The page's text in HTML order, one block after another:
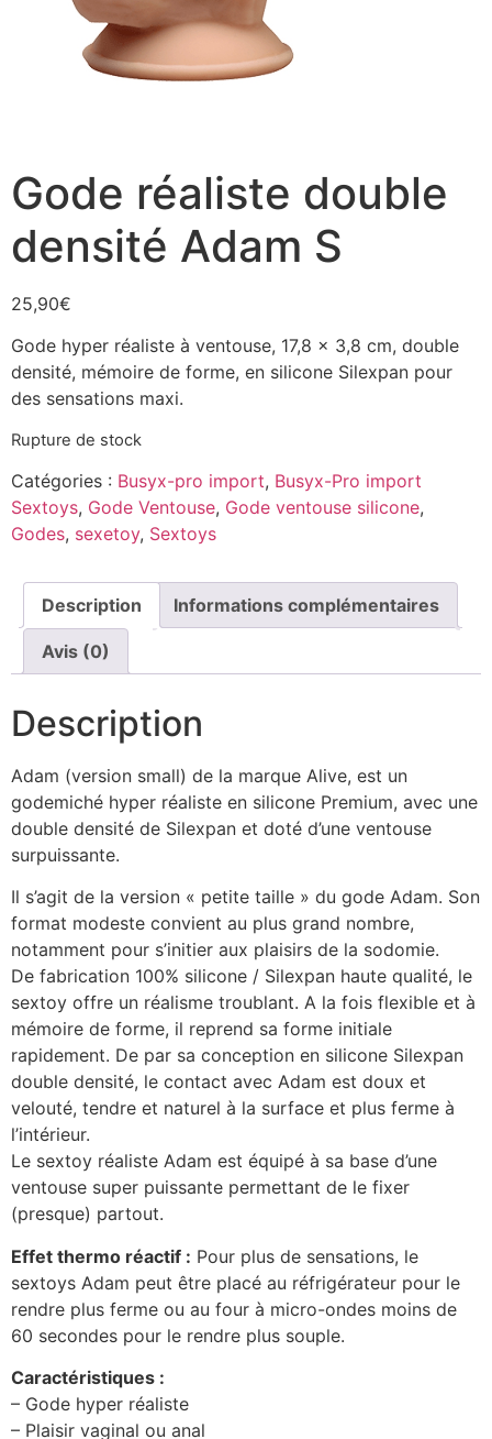
Gode réaliste double
densité Adam S
25,90€
Gode hyper réaliste à ventouse, 17,8 x 3,8 cm, double
densité, mémoire de forme, en silicone Silexpan pour
des sensations maxi.
Rupture de stock
Catégories : Busyx-pro import, Busyx-Pro import
Sextoys, Gode Ventouse, Gode ventouse silicone,
Godes, sexetoy, Sextoys
Description Informations complémentaires
Avis (0)
Description
Adam (version small) de la marque Alive, est un
godemiché hyper réaliste en silicone Premium, avec une
double densité de Silexpan et doté d’une ventouse
surpuissante.
Il s’agit de la version « petite taille » du gode Adam. Son
format modeste convient au plus grand nombre,
notamment pour s’initier aux plaisirs de la sodomie.
De fabrication 100% silicone / Silexpan haute qualité, le
sextoy offre un réalisme troublant. A la fois flexible et à
mémoire de forme, il reprend sa forme initiale
rapidement. De par sa conception en silicone Silexpan
double densité, le contact avec Adam est doux et
velouté, tendre et naturel à la surface et plus ferme à
l’intérieur.
Le sextoy réaliste Adam est équipé à sa base d’une
ventouse super puissante permettant de le fixer
(presque) partout.
Effet thermo réactif : Pour plus de sensations, le
sextoys Adam peut être placé au réfrigérateur pour le
rendre plus ferme ou au four à micro-ondes moins de
60 secondes pour le rendre plus souple.
Caractéristiques :
– Gode hyper réaliste
– Plaisir vaginal ou anal